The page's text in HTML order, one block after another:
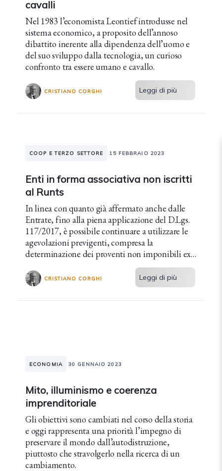
cavalli
Nel 1983 l’economista Leontief introdusse nel
sistema economico, a proposito dell’annoso
dibattito inerente alla dipendenza dell’uomo e
del suo sviluppo dalla tecnologia, un curioso
confronto tra essere umano e cavallo.
CRISTIANO CORGHI Leggi di più
COOP E TERZO SETTORE 15 FEBBRAIO 2023
Enti in forma associativa non iscritti
al Runts
In linea con quanto già affermato anche dalle
Entrate, fino alla piena applicazione del D.Lgs.
117/2017, è possibile continuare a utilizzare le
agevolazioni previgenti, compresa la
determinazione dei proventi non imponibili ex
CRISTIANO CORGHI Leggi di più
ECONOMIA 30 GENNAIO 2023
Mito, illuminismo e coerenza
imprenditoriale
Gli obiettivi sono cambiati nel corso della storia
e oggi rappresenta una priorità l’impegno di
preservare il mondo dall’autodistruzione,
piuttosto che stravolgerlo nella ricerca di un
cambiamento.